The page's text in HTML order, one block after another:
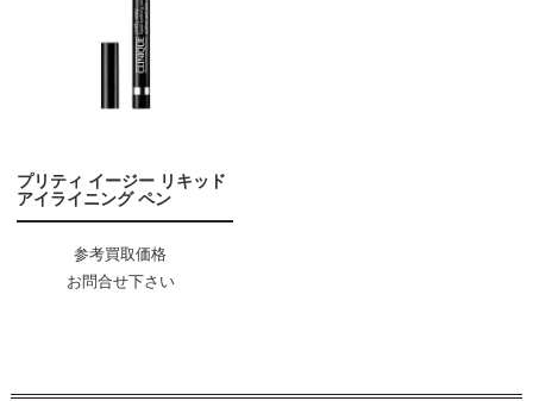
プリティ イージー リキッド
アイライニング ペン
参考買取価格
お問合せ下さい